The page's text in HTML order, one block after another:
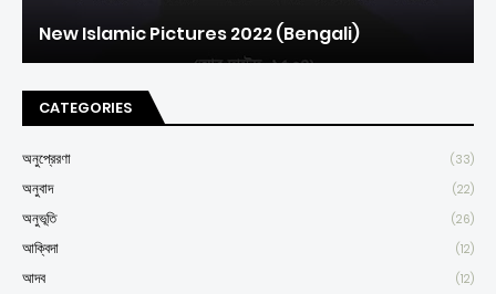
New Islamic Pictures 2022 (Bengali)
CATEGORIES
অনুপ্রেরণা (33)
অনুবাদ (22)
অনুভূতি (26)
আক্বিদা (12)
আদব (12)